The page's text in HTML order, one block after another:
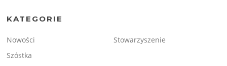
KATEGORIE
Nowości
Stowarzyszenie
Szóstka